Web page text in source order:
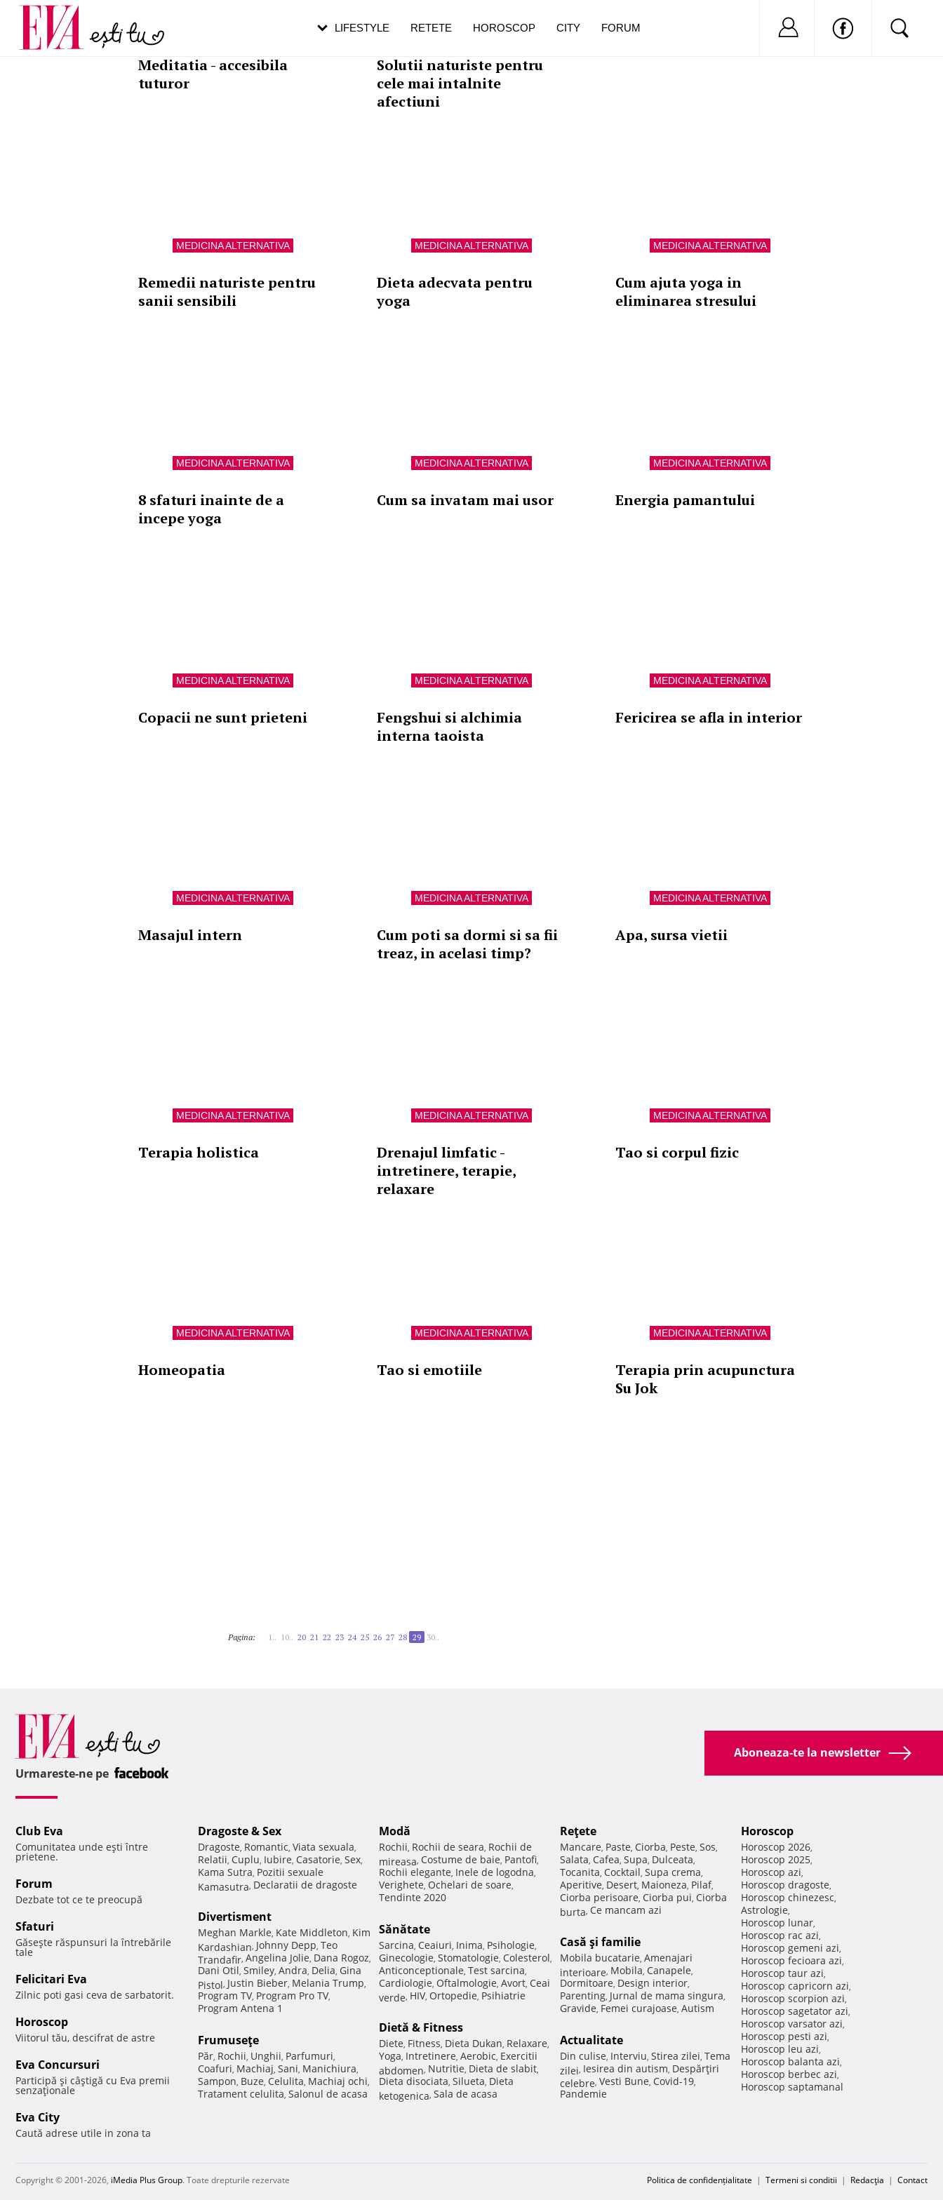
Meditatia - accesibila
tuturor
MEDICINA ALTERNATIVA
Solutii naturiste pentru
cele mai intalnite
afectiuni
MEDICINA ALTERNATIVA
Remedii naturiste pentru
sanii sensibili
MEDICINA ALTERNATIVA
Dieta adecvata pentru
yoga
MEDICINA ALTERNATIVA
Cum ajuta yoga in
eliminarea stresului
MEDICINA ALTERNATIVA
8 sfaturi inainte de a
incepe yoga
MEDICINA ALTERNATIVA
Cum sa invatam mai usor
MEDICINA ALTERNATIVA
Energia pamantului
MEDICINA ALTERNATIVA
Copacii ne sunt prieteni
MEDICINA ALTERNATIVA
Fengshui si alchimia
interna taoista
MEDICINA ALTERNATIVA
Fericirea se afla in interior
MEDICINA ALTERNATIVA
Masajul intern
MEDICINA ALTERNATIVA
Cum poti sa dormi si sa fii
treaz, in acelasi timp?
MEDICINA ALTERNATIVA
Apa, sursa vietii
MEDICINA ALTERNATIVA
Terapia holistica
MEDICINA ALTERNATIVA
Drenajul limfatic -
intretinere, terapie,
relaxare
MEDICINA ALTERNATIVA
Tao si corpul fizic
MEDICINA ALTERNATIVA
Homeopatia
MEDICINA ALTERNATIVA
Tao si emotiile
MEDICINA ALTERNATIVA
Terapia prin acupunctura
Su Jok
Pagina: 1.. 10.. 20 21 22 23 24 25 26 27 28 29 30..
LIFESTYLE RETETE HOROSCOP CITY FORUM Nu ai cont?
Carieră
Actualitate
pe măsură ce înaintezi în vârstă
de dureroasă este investigația
Aboneaza-te la newsletter
Urmareste-ne pe
Club Eva
Comunitatea unde eşti între
prietene.
Forum
Dezbate tot ce te preocupă
Sfaturi
Găseşte răspunsuri la întrebările
tale
Felicitari Eva
Zilnic poti gasi ceva de sarbatorit.
Horoscop
Viitorul tău, descifrat de astre
Eva Concursuri
Participă şi câştigă cu Eva premii
senzaţionale
Eva City
Caută adrese utile in zona ta
Dragoste & Sex
Dragoste, Romantic, Viata sexuala,
Relatii, Cuplu, Iubire, Casatorie, Sex,
Kama Sutra, Pozitii sexuale
Kamasutra, Declaratii de dragoste
Divertisment
Meghan Markle, Kate Middleton, Kim
Kardashian, Johnny Depp, Teo
Trandafir, Angelina Jolie, Dana Rogoz,
Dani Otil, Smiley, Andra, Delia, Gina
Pistol, Justin Bieber, Melania Trump,
Program TV, Program Pro TV,
Program Antena 1
Frumuseţe
Păr, Rochii, Unghii, Parfumuri,
Coafuri, Machiaj, Sani, Manichiura,
Sampon, Buze, Celulita, Machiaj ochi,
Tratament celulita, Salonul de acasa
Modă
Rochii, Rochii de seara, Rochii de
mireasa, Costume de baie, Pantofi,
Rochii elegante, Inele de logodna,
Verighete, Ochelari de soare,
Tendinte 2020
Sănătate
Sarcina, Ceaiuri, Inima, Psihologie,
Ginecologie, Stomatologie, Colesterol,
Anticonceptionale, Test sarcina,
Cardiologie, Oftalmologie, Avort, Ceai
verde, HIV, Ortopedie, Psihiatrie
Dietă & Fitness
Diete, Fitness, Dieta Dukan, Relaxare,
Yoga, Intretinere, Aerobic, Exercitii
abdomen, Nutritie, Dieta de slabit,
Dieta disociata, Silueta, Dieta
ketogenica, Sala de acasa
Reţete
Mancare, Paste, Ciorba, Peste, Sos,
Salata, Cafea, Supa, Dulceata,
Tocanita, Cocktail, Supa crema,
Aperitive, Desert, Maioneza, Pilaf,
Ciorba perisoare, Ciorba pui, Ciorba
burta, Ce mancam azi
Casă şi familie
Mobila bucatarie, Amenajari
interioare, Mobila, Canapele,
Dormitoare, Design interior,
Parenting, Jurnal de mama singura,
Gravide, Femei curajoase, Autism
Actualitate
Din culise, Interviu, Stirea zilei, Tema
zilei, Iesirea din autism, Despărţiri
celebre, Vesti Bune, Covid-19,
Pandemie
Horoscop
Horoscop 2026,
Horoscop 2025,
Horoscop azi,
Horoscop dragoste,
Horoscop chinezesc,
Astrologie,
Horoscop lunar,
Horoscop rac azi,
Horoscop gemeni azi,
Horoscop fecioara azi,
Horoscop taur azi,
Horoscop capricorn azi,
Horoscop scorpion azi,
Horoscop sagetator azi,
Horoscop varsator azi,
Horoscop pesti azi,
Horoscop leu azi,
Horoscop balanta azi,
Horoscop berbec azi,
Horoscop saptamanal
Copyright © 2001-2026, iMedia Plus Group. Toate drepturile rezervate Politica de confidențialitate | Termeni si conditii | Redacţia | Contact